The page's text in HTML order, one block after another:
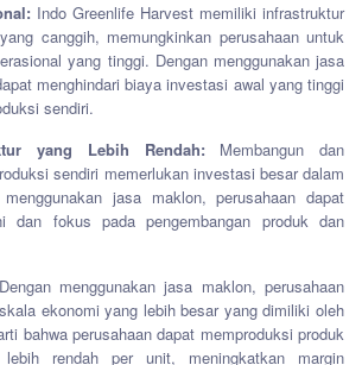
Indo Greenlife Harvest memiliki infrastruktur
canggih, memungkinkan perusahaan untuk
yang tinggi. Dengan menggunakan jasa
menghindari biaya investasi awal yang tinggi
sendiri.
yang Lebih Rendah: Membangun dan
sendiri memerlukan investasi besar dalam
jasa maklon, perusahaan dapat
dan fokus pada pengembangan produk dan
Dengan menggunakan jasa maklon, perusahaan
ekonomi yang lebih besar yang dimiliki oleh
bahwa perusahaan dapat memproduksi produk
rendah per unit, meningkatkan margin